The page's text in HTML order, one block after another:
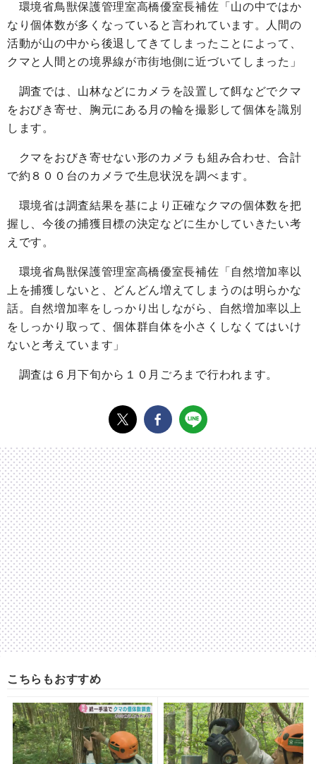
環境省鳥獣保護管理室高橋優室長補佐「山の中ではか
なり個体数が多くなっていると言われています。人間の
活動が山の中から後退してきてしまったことによって、
クマと人間との境界線が市街地側に近づいてしまった」
調査では、山林などにカメラを設置して餌などでクマ
をおびき寄せ、胸元にある月の輪を撮影して個体を識別
します。
クマをおびき寄せない形のカメラも組み合わせ、合計
で約８００台のカメラで生息状況を調べます。
環境省は調査結果を基により正確なクマの個体数を把
握し、今後の捕獲目標の決定などに生かしていきたい考
えです。
環境省鳥獣保護管理室高橋優室長補佐「自然増加率以
上を捕獲しないと、どんどん増えてしまうのは明らかな
話。自然増加率をしっかり出しながら、自然増加率以上
をしっかり取って、個体群自体を小さくしなくてはいけ
ないと考えています」
調査は６月下旬から１０月ごろまで行われます。
こちらもおすすめ